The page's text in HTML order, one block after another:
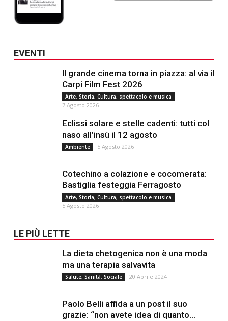
EVENTI
Il grande cinema torna in piazza: al via il
Carpi Film Fest 2026
Arte, Storia, Cultura, spettacolo e musica
7 Agosto 2026
Eclissi solare e stelle cadenti: tutti col
naso all’insù il 12 agosto
Ambiente 5 Agosto 2026
Cotechino a colazione e cocomerata:
Bastiglia festeggia Ferragosto
Arte, Storia, Cultura, spettacolo e musica
5 Agosto 2026
LE PIÙ LETTE
La dieta chetogenica non è una moda
ma una terapia salvavita
Salute, Sanità, Sociale 20 Aprile 2024
Paolo Belli affida a un post il suo
grazie: “non avete idea di quanto...